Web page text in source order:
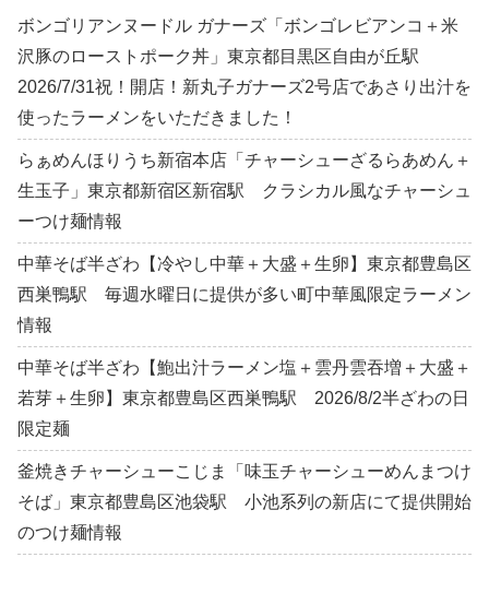
ボンゴリアンヌードル ガナーズ「ボンゴレビアンコ＋米
沢豚のローストポーク丼」東京都目黒区自由が丘駅
2026/7/31祝！開店！新丸子ガナーズ2号店であさり出汁を
使ったラーメンをいただきました！
らぁめんほりうち新宿本店「チャーシューざるらあめん＋
生玉子」東京都新宿区新宿駅 クラシカル風なチャーシュ
ーつけ麺情報
中華そば半ざわ【冷やし中華＋大盛＋生卵】東京都豊島区
西巣鴨駅 毎週水曜日に提供が多い町中華風限定ラーメン
情報
中華そば半ざわ【鮑出汁ラーメン塩＋雲丹雲吞増＋大盛＋
若芽＋生卵】東京都豊島区西巣鴨駅 2026/8/2半ざわの日
限定麺
釜焼きチャーシューこじま「味玉チャーシューめんまつけ
そば」東京都豊島区池袋駅 小池系列の新店にて提供開始
のつけ麺情報